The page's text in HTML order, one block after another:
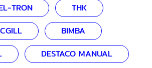
TRON
THK
BIMBA
DESTACO MANUAL